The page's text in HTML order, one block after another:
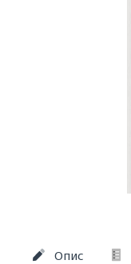
Опис